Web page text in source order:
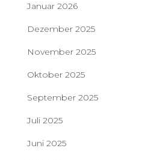
Januar 2026
Dezember 2025
November 2025
Oktober 2025
September 2025
Juli 2025
Juni 2025